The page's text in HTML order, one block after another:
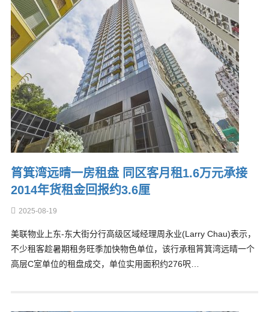
筲箕湾远晴一房租盘 同区客月租1.6万元承接
2014年货租金回报约3.6厘
2025-08-19
美联物业上东-东大街分行高级区域经理周永业(Larry Chau)表示，
不少租客趁暑期租务旺季加快物色单位，该行承租筲箕湾远晴一个
高层C室单位的租盘成交，单位实用面积约276呎…